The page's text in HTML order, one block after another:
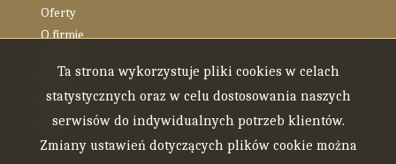
Oferty
O firmie
Blog
Kontakt
Rodo
Ta strona wykorzystuje pliki cookies w celach
statystycznych oraz w celu dostosowania naszych
serwisów do indywidualnych potrzeb klientów.
Zmiany ustawień dotyczących plików cookie można